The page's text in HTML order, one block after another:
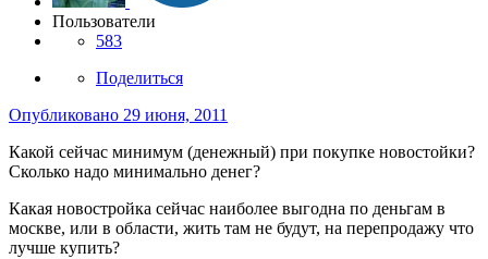
Пользователи
583
Поделиться
Опубликовано 29 июня, 2011
Какой сейчас минимум (денежный) при покупке новостойки?
Сколько надо минимально денег?
Какая новостройка сейчас наиболее выгодна по деньгам в
москве, или в области, жить там не будут, на перепродажу что
лучше купить?